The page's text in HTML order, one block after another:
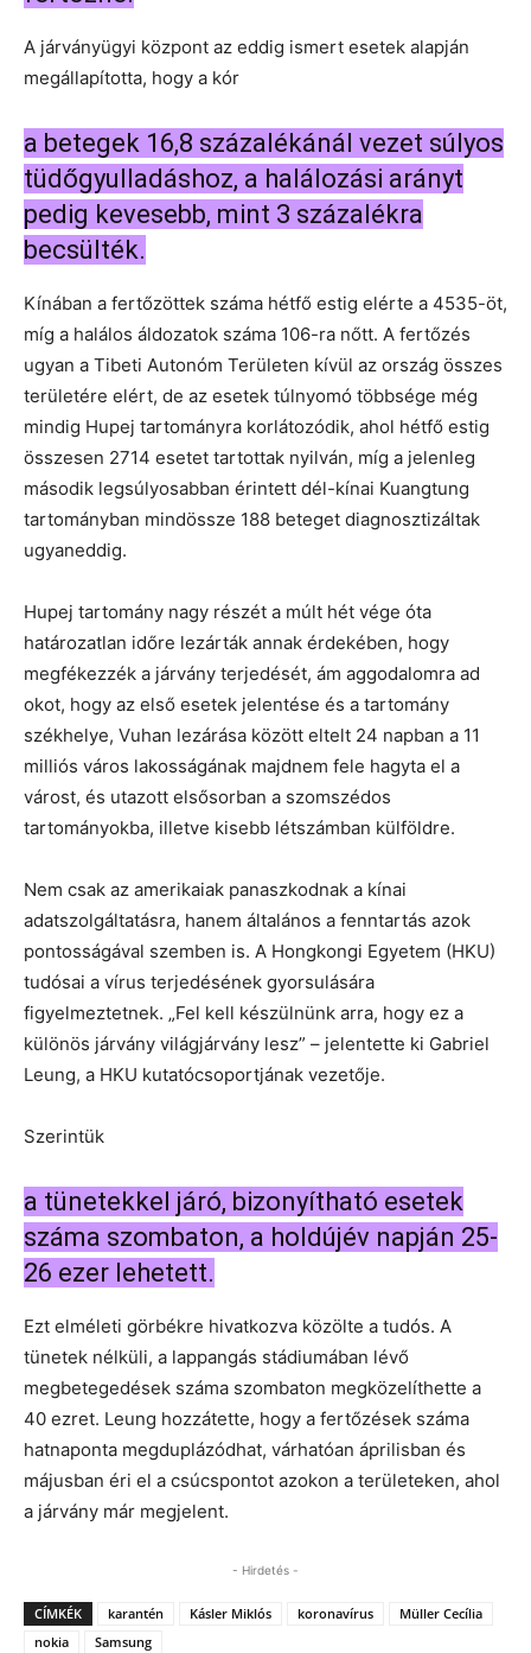
A járványügyi központ az eddig ismert esetek alapján
megállapította, hogy a kór
a betegek 16,8 százalékánál vezet súlyos
tüdőgyulladáshoz, a halálozási arányt
pedig kevesebb, mint 3 százalékra
becsülték.
Kínában a fertőzöttek száma hétfő estig elérte a 4535-öt,
míg a halálos áldozatok száma 106-ra nőtt. A fertőzés
ugyan a Tibeti Autonóm Területen kívül az ország összes
területére elért, de az esetek túlnyomó többsége még
mindig Hupej tartományra korlátozódik, ahol hétfő estig
összesen 2714 esetet tartottak nyilván, míg a jelenleg
második legsúlyosabban érintett dél-kínai Kuangtung
tartományban mindössze 188 beteget diagnosztizáltak
ugyaneddig.
Hupej tartomány nagy részét a múlt hét vége óta
határozatlan időre lezárták annak érdekében, hogy
megfékezzék a járvány terjedését, ám aggodalomra ad
okot, hogy az első esetek jelentése és a tartomány
székhelye, Vuhan lezárása között eltelt 24 napban a 11
milliós város lakosságának majdnem fele hagyta el a
várost, és utazott elsősorban a szomszédos
tartományokba, illetve kisebb létszámban külföldre.
Nem csak az amerikaiak panaszkodnak a kínai
adatszolgáltatásra, hanem általános a fenntartás azok
pontosságával szemben is. A Hongkongi Egyetem (HKU)
tudósai a vírus terjedésének gyorsulására
figyelmeztetnek. „Fel kell készülnünk arra, hogy ez a
különös járvány világjárvány lesz” – jelentette ki Gabriel
Leung, a HKU kutatócsoportjának vezetője.
Szerintük
a tünetekkel járó, bizonyítható esetek
száma szombaton, a holdújév napján 25-
26 ezer lehetett.
Ezt elméleti görbékre hivatkozva közölte a tudós. A
tünetek nélküli, a lappangás stádiumában lévő
megbetegedések száma szombaton megközelíthette a
40 ezret. Leung hozzátette, hogy a fertőzések száma
hatnaponta megduplázódhat, várhatóan áprilisban és
májusban éri el a csúcspontot azokon a területeken, ahol
a járvány már megjelent.
- Hirdetés -
CÍMKÉK karantén Kásler Miklós koronavírus
Müller Cecília
nokia
Samsung